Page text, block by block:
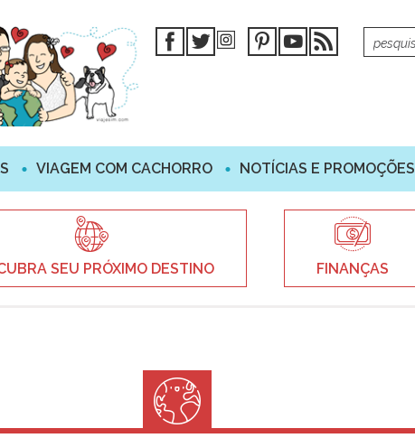
VIAGEM COM CACHORRO NOTÍCIAS E PROMOÇÕES
SEU PRÓXIMO DESTINO FINANÇAS